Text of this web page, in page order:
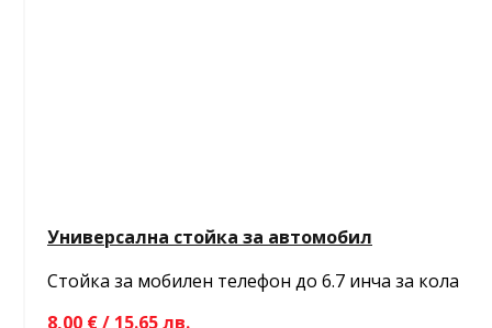
Универсална стойка за автомобил
Стойка за мобилен телефон до 6.7 инча за кола
8,00 € / 15.65 лв.